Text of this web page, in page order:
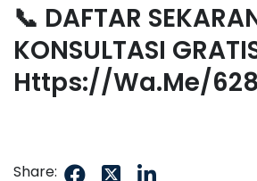
📞 DAFTAR
KONSULTASI
Https://wa.me/
Share: